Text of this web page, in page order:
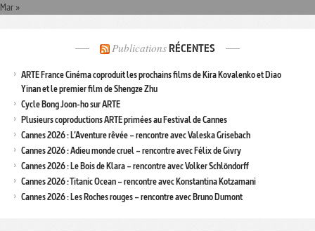
Mar »
Publications RÉCENTES
ARTE France Cinéma coproduit les prochains films de Kira Kovalenko et Diao
Yinan et le premier film de Shengze Zhu
Cycle Bong Joon-ho sur ARTE
Plusieurs coproductions ARTE primées au Festival de Cannes
Cannes 2026 : L’Aventure rêvée – rencontre avec Valeska Grisebach
Cannes 2026 : Adieu monde cruel – rencontre avec Félix de Givry
Cannes 2026 : Le Bois de Klara – rencontre avec Volker Schlöndorff
Cannes 2026 : Titanic Ocean – rencontre avec Konstantina Kotzamani
Cannes 2026 : Les Roches rouges – rencontre avec Bruno Dumont